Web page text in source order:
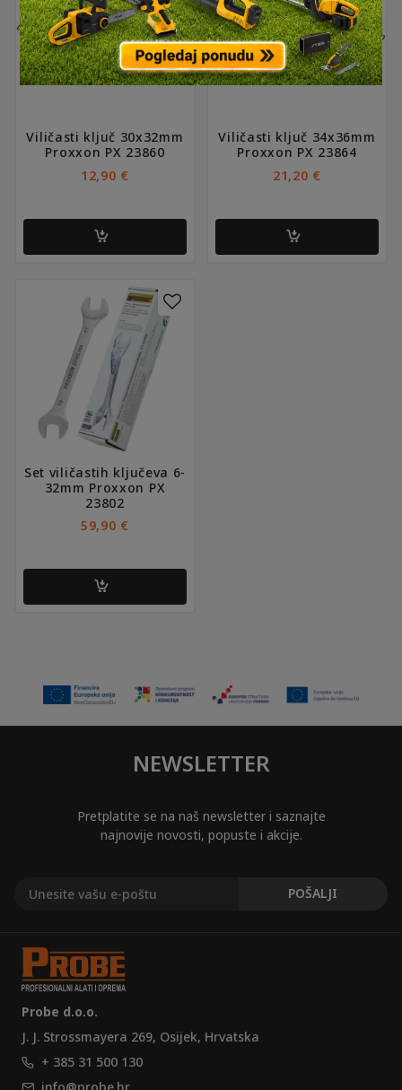
Viličasti ključ 30x32mm
Proxxon PX 23860
12,90 €
Viličasti ključ 34x36mm
Proxxon PX 23864
21,20 €
Set viličastih ključeva 6-
32mm Proxxon PX
23802
59,90 €
NEWSLETTER
Pretplatite se na naš newsletter i saznajte
najnovije novosti, popuste i akcije.
Probe d.o.o.
J. J. Strossmayera 269, Osijek, Hrvatska
+ 385 31 500 130
info@probe.hr